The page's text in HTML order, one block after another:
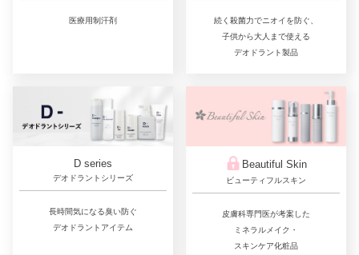
医療用制汗剤
続く殺菌力でニオイを防ぐ、
子供から大人まで使える
デオドラント製品
D series
デオドラントシリーズ
長時間気になる臭い防ぐ
デオドラントアイテム
Beautiful Skin
ビューティフルスキン
皮膚科専門医が考案した
ミネラルメイク・
スキンケア化粧品